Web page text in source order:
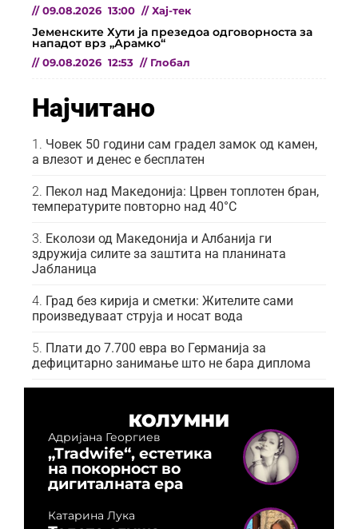
// 09.08.2026 13:00 // Хај-тек
Јеменските Хути ја презедоа одговорноста за
нападот врз „Арамко“
// 09.08.2026 12:53 // Глобал
Најчитано
Човек 50 години сам градел замок од камен,
а влезот и денес е бесплатен
Пекол над Македонија: Црвен топлотен бран,
температурите повторно над 40°C
Еколози од Македонија и Албанија ги
здружија силите за заштита на планината
Јабланица
Град без кирија и сметки: Жителите сами
произведуваат струја и носат вода
Плати до 7.700 евра во Германија за
дефицитарно занимање што не бара диплома
КОЛУМНИ
Адријана Георгиев
„Tradwife“, естетика
на покорност во
дигиталната ера
Катарина Лука